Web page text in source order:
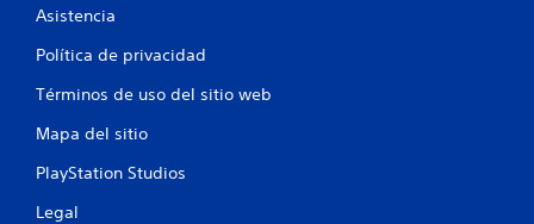
Asistencia
Política de privacidad
Términos de uso del sitio web
Mapa del sitio
PlayStation Studios
Legal